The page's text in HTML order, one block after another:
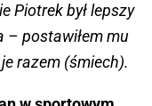
Piotrek był lepszy
– postawiłem mu
razem (śmiech).